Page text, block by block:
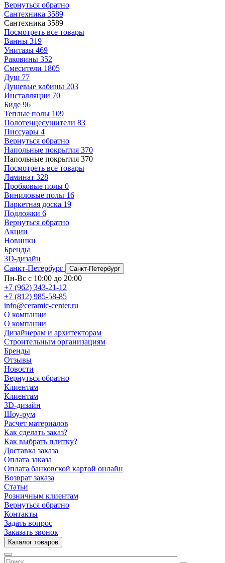
Вернуться обратно
Сантехника 3589
Сантехника 3589
Посмотреть все товары
Ванны 319
Унитазы 469
Раковины 352
Смесители 1805
Душ 77
Душевые кабины 203
Инсталляции 70
Биде 96
Теплые полы 109
Полотенцесушители 83
Писсуары 4
Вернуться обратно
Напольные покрытия 370
Напольные покрытия 370
Посмотреть все товары
Ламинат 328
Пробковые полы 0
Виниловые полы 16
Паркетная доска 19
Подложки 6
Вернуться обратно
Акции
Новинки
Бренды
3D-дизайн
Санкт-Петербург
Санкт-Петербург
Пн-Вс с 10:00 до 20:00
+7 (962) 343-21-12
+7 (812) 985-58-85
info@ceramic-center.ru
О компании
О компании
Дизайнерам и архитекторам
Строительным организациям
Бренды
Отзывы
Новости
Вернуться обратно
Клиентам
Клиентам
3D-дизайн
Шоу-рум
Расчет материалов
Как сделать заказ?
Как выбрать плитку?
Доставка заказа
Оплата заказа
Оплата банковской картой онлайн
Возврат заказа
Статьи
Розничным клиентам
Вернуться обратно
Контакты
Задать вопрос
Заказать звонок
Каталог товаров